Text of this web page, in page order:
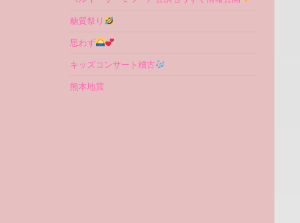
糖質祭り
思わず
キッズコンサート稽古
熊本地震